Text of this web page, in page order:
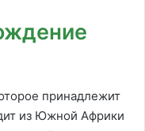
принадлежит
из Южной Африки